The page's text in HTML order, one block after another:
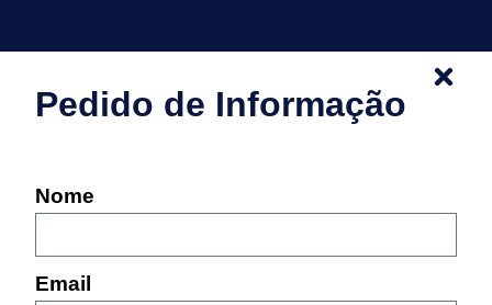
Pedido de Informação
Nome
Email